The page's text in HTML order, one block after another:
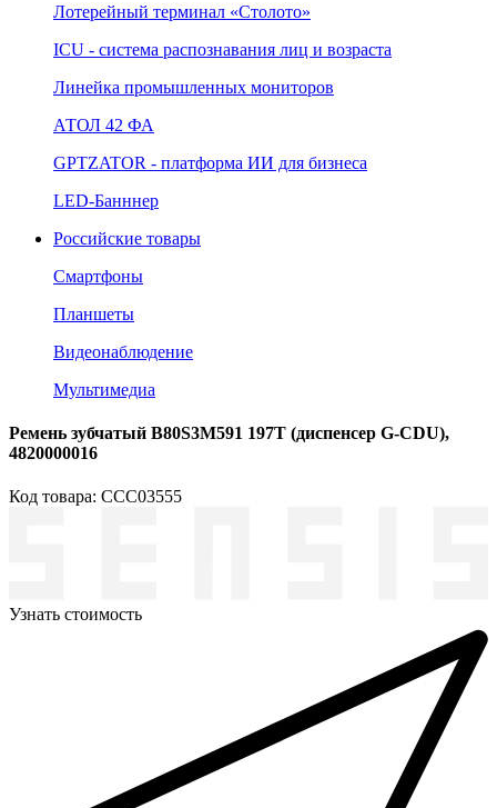
Лотерейный терминал «Столото»
ICU - система распознавания лиц и возраста
Линейка промышленных мониторов
АТОЛ 42 ФА
GPTZATOR - платформа ИИ для бизнеса
LED-Банннер
Российские товары
Смартфоны
Планшеты
Видеонаблюдение
Мультимедиа
Ремень зубчатый B80S3M591 197T (диспенсер G-CDU),
4820000016
Код товара: ССС03555
Узнать стоимость